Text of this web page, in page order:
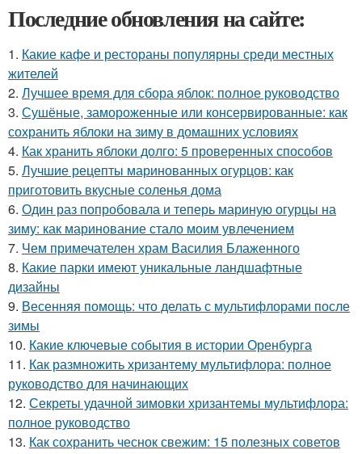
Последние обновления на сайте:
1. Какие кафе и рестораны популярны среди местных
жителей
2. Лучшее время для сбора яблок: полное руководство
3. Сушёные, замороженные или консервированные: как
сохранить яблоки на зиму в домашних условиях
4. Как хранить яблоки долго: 5 проверенных способов
5. Лучшие рецепты маринованных огурцов: как
приготовить вкусные соленья дома
6. Один раз попробовала и теперь мариную огурцы на
зиму: как маринование стало моим увлечением
7. Чем примечателен храм Василия Блаженного
8. Какие парки имеют уникальные ландшафтные
дизайны
9. Весенняя помощь: что делать с мультифлорами после
зимы
10. Какие ключевые события в истории Оренбурга
11. Как размножить хризантему мультифлора: полное
руководство для начинающих
12. Секреты удачной зимовки хризантемы мультифлора:
полное руководство
13. Как сохранить чеснок свежим: 15 полезных советов